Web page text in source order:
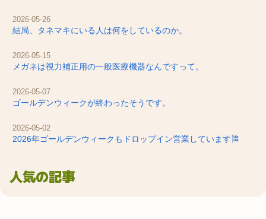
2026-05-26
結局、タネマキにいる人は何をしているのか。
2026-05-15
メガネは視力補正用の一般医療機器なんですって。
2026-05-07
ゴールデンウィークが終わったそうです。
2026-05-02
2026年ゴールデンウィークもドロップイン営業しています🎏
人気の記事